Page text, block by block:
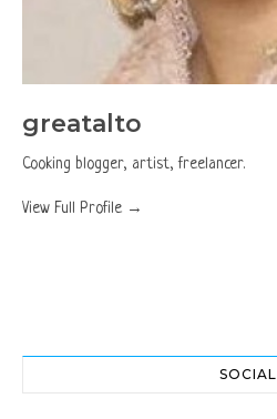
greatalto
Cooking blogger, artist, freelancer.
View Full Profile →
SOCIAL